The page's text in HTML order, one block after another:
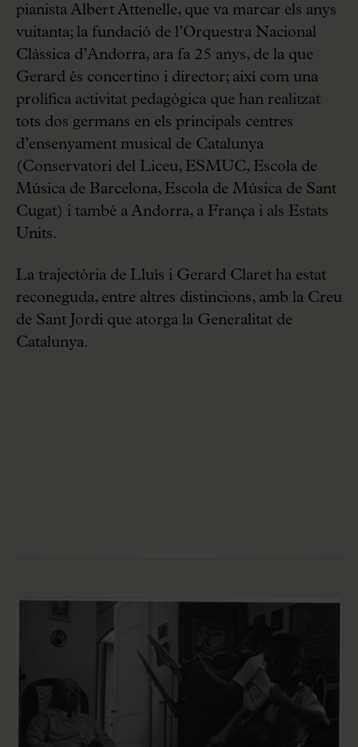
pianista Albert Attenelle, que va marcar els anys
vuitanta; la fundació de l’Orquestra Nacional
Clàssica d’Andorra, ara fa 25 anys, de la que
Gerard és concertino i director; així com una
prolífica activitat pedagògica que han realitzat
tots dos germans en els principals centres
d’ensenyament musical de Catalunya
(Conservatori del Liceu, ESMUC, Escola de
Música de Barcelona, Escola de Música de Sant
Cugat) i també a Andorra, a França i als Estats
Units.
La trajectòria de Lluís i Gerard Claret ha estat
reconeguda, entre altres distincions, amb la Creu
de Sant Jordi que atorga la Generalitat de
Catalunya.